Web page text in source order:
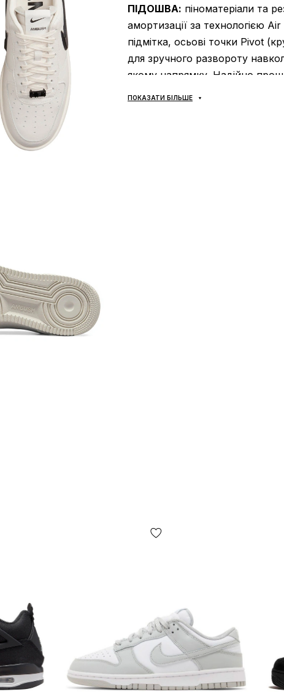
ПІДОШВА: піноматеріали та
амортизації за технологією
підмітка, осьові точки Pivot
для зручного развороту
якому напрямку. Надійно
аірфорсів низьким профілем
пухкому язичку, плоскою
підходить на будь-яку погоду
останніх кліматичних умов
експлуатується навіть взимку.
ПОКАЗАТИ БІЛЬШЕ